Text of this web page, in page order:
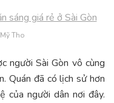
Tho
người Sài Gòn vô cùng
Quán đã có lịch sử hơn
của người dân nơi đây.